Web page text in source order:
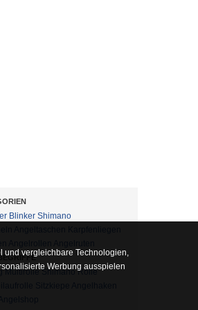
Blinker Shimano
Multirolle Shimano Rolle
und vergleichbare Technologien,
Werbung ausspielen